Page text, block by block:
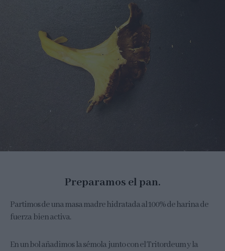
Preparamos el pan.
Partimos de una masa madre hidratada al 100% de harina de
fuerza bien activa.
En un bol añadimos la sémola junto con el Tritordeum y la